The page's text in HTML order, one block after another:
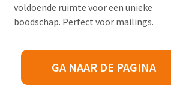
voldoende ruimte voor een unieke
boodschap. Perfect voor mailings.
GA NAAR DE PAGINA